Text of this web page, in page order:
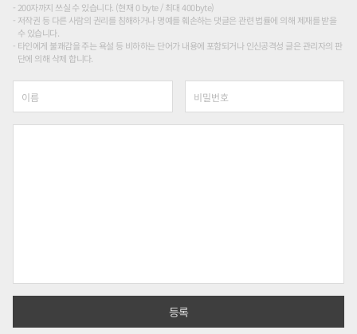
200자까지 쓰실 수 있습니다. (현재 0 byte / 최대 400byte)
저작권 등 다른 사람의 권리를 침해하거나 명예를 훼손하는 댓글은 관련 법률에 의해 제재를 받을
수 있습니다.
타인에게 불쾌감을 주는 욕설 등 비하하는 단어가 내용에 포함되거나 인신공격성 글은 관리자의 판
단에 의해 삭제 합니다.